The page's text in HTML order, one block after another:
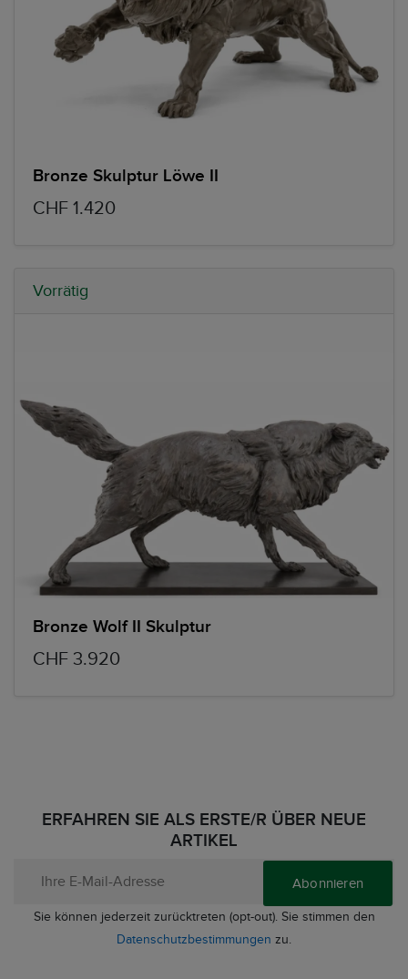
Bronze Skulptur Löwe II
CHF 1.420
Vorrätig
Bronze Wolf II Skulptur
CHF 3.920
ERFAHREN SIE ALS ERSTE/R ÜBER NEUE
ARTIKEL
Abonnieren
Sie können jederzeit zurücktreten (opt-out). Sie stimmen den
Datenschutzbestimmungen zu.